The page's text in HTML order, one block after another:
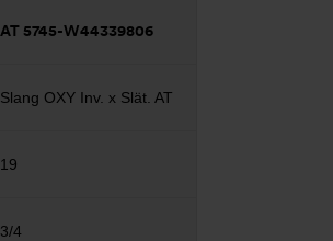
AT 5745-W44339806
Slang OXY Inv. x Slät. AT
19
3/4